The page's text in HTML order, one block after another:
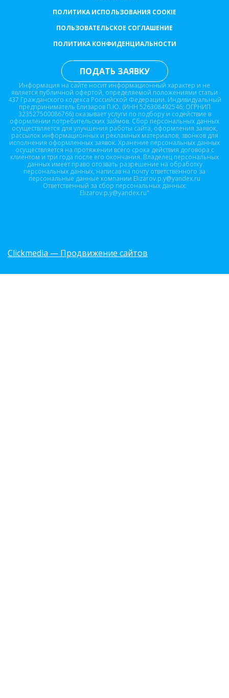
ПОЛИТИКА ИСПОЛЬЗОВАНИЯ COOKIE
ПОЛЬЗОВАТЕЛЬСКОЕ СОГЛАШЕНИЕ
ПОЛИТИКА КОНФИДЕНЦИАЛЬНОСТИ
Информация на сайте носит информационный характер и не
является публичной офертой, определяемой положениями статьи
437 Гражданского кодекса Российской Федерации. Индивидуальный
предприниматель Елизаров П.Ю. (ИНН 526308492546; ОГРНИП
323527500086766) оказывает услуги по подбору и содействие в
оформлении потребительских займов. Сбор персональных данных
осуществляется для улучшения работы сайта, оформления заявок,
рассылок информационных и рекламных материалов, звонков для
исполнения оформленных заявок. Хранение персональных данных
осуществляется на протяжении всего срока действия договора с
клиентом и три года после его окончания. Владелец персональных
данных имеет право отозвать разрешение на обработку
персональных данных, написав на почту ответственного за
персональные данные компании Elizarov.p.y@yandex.ru
Ответственный за сбор персональных данных:
Elizarov.p.y@yandex.ru"
ПОДАТЬ ЗАЯВКУ
Clickmedia — Продвижение сайтов